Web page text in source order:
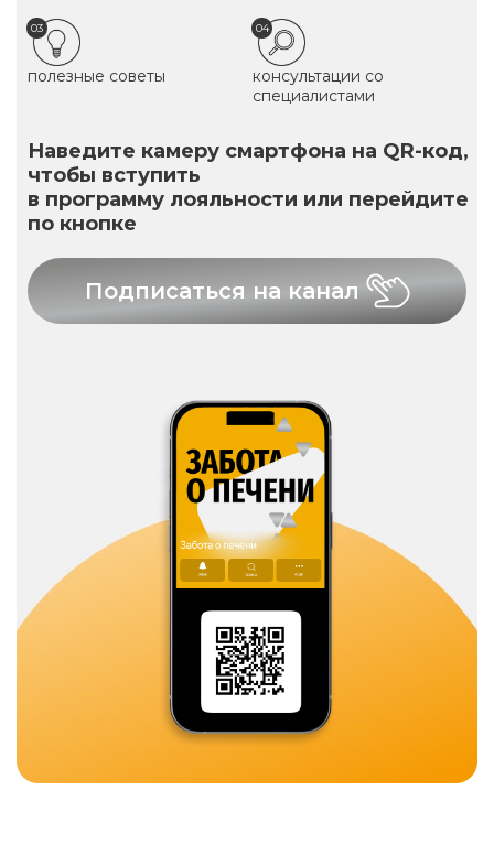
03
полезные советы
04
консультации со
специалистами
Наведите камеру смартфона на QR-код,
чтобы вступить
в программу лояльности или перейдите
по кнопке
Подписаться на канал